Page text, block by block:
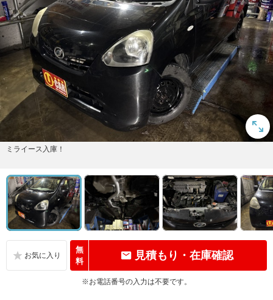
ミライース入庫！
無
料
見積もり・在庫確認
※お電話番号の入力は不要です。